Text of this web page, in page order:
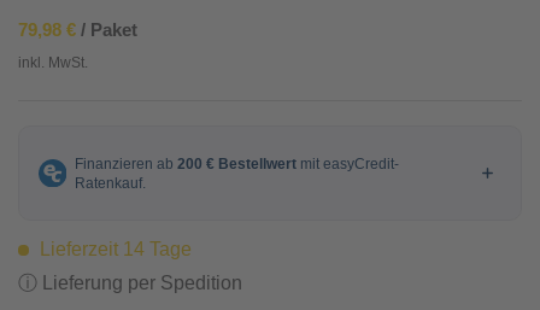
79,98 € / Paket
inkl. MwSt.
Lieferzeit 14 Tage
ⓘ Lieferung per Spedition